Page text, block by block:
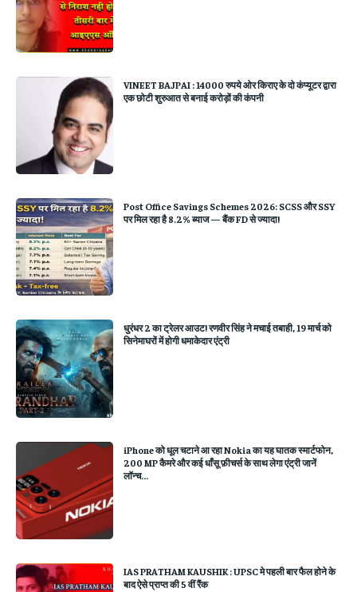
VINEET BAJPAI : 14000 रुपये ओर किराए के दो कंप्यूटर द्वारा
एक छोटी शुरुआत से बनाई करोड़ों की कंपनी
Post Office Savings Schemes 2026: SCSS और SSY
पर मिल रहा है 8.2% ब्याज — बैंक FD से ज्यादा!
धुरंधर 2 का ट्रेलर आउट! रणवीर सिंह ने मचाई तबाही, 19 मार्च को
सिनेमाघरों में होगी धमाकेदार एंट्री
iPhone को धूल चटाने आ रहा Nokia का यह घातक स्मार्टफोन,
200 MP कैमरे और कई धाँसू फ़ीचर्स के साथ लेगा एंट्री जानें
लॉन्च...
IAS PRATHAM KAUSHIK : UPSC मे पहली बार फैल होने के
बाद ऐसे प्राप्त की 5 वीं रैंक